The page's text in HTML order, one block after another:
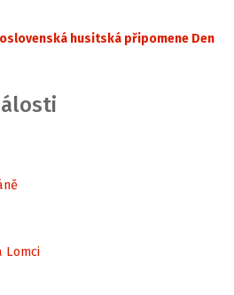
husitská připomene Den
Lomci